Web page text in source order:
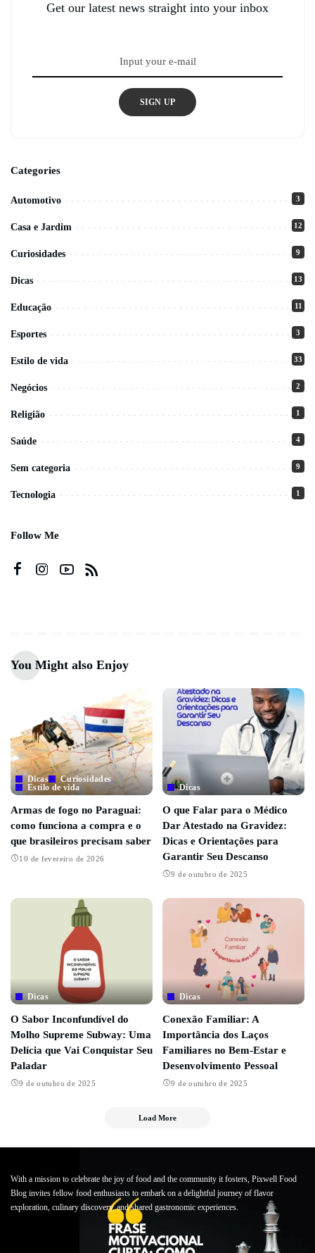
Get our latest news straight into your inbox
SIGN UP
Categories
Automotivo 3
Casa e Jardim 12
Curiosidades 9
Dicas 13
Educação 11
Esportes 3
Estilo de vida 33
Negócios 2
Religião 1
Saúde 4
Sem categoria 9
Tecnologia 1
Follow Me
You Might also Enjoy
Dicas
Curiosidades
Estilo de vida
Armas de fogo no Paraguai:
como funciona a compra e o
que brasileiros precisam saber
10 de fevereiro de 2026
Dicas
O que Falar para o Médico
Dar Atestado na Gravidez:
Dicas e Orientações para
Garantir Seu Descanso
9 de outubro de 2025
Dicas
O Sabor Inconfundível do
Molho Supreme Subway: Uma
Delícia que Vai Conquistar Seu
Paladar
9 de outubro de 2025
Dicas
Conexão Familiar: A
Importância dos Laços
Familiares no Bem-Estar e
Desenvolvimento Pessoal
9 de outubro de 2025
Load More
With a mission to celebrate the joy of food and the community it fosters, Pixwell Food
Blog invites fellow food enthusiasts to embark on a delightful journey of flavor
exploration, culinary discovery, and shared gastronomic experiences.